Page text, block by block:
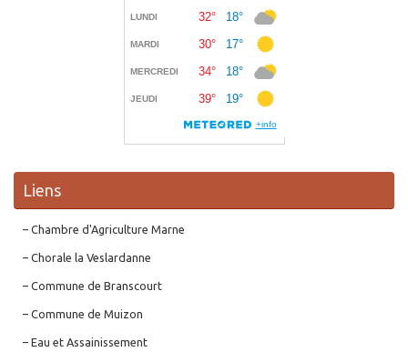
Liens
– Chambre d'Agriculture Marne
– Chorale la Veslardanne
– Commune de Branscourt
– Commune de Muizon
– Eau et Assainissement